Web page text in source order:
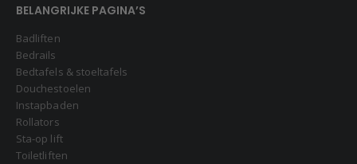
BELANGRIJKE PAGINA’S
Badliften
Bedrails
Bedtafels & stoeltafels
Douchestoelen
Instapbaden
Rollators
Sta-op lift
Toiletliften